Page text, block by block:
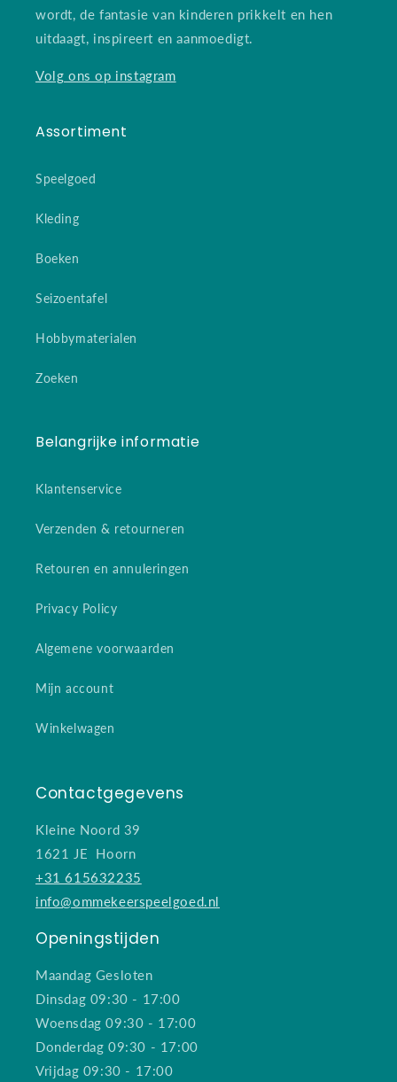
wordt, de fantasie van kinderen prikkelt en hen
uitdaagt, inspireert en aanmoedigt.
Volg ons op instagram
Assortiment
Speelgoed
Kleding
Boeken
Seizoentafel
Hobbymaterialen
Zoeken
Belangrijke informatie
Klantenservice
Verzenden & retourneren
Retouren en annuleringen
Privacy Policy
Algemene voorwaarden
Mijn account
Winkelwagen
Contactgegevens
Kleine Noord 39
1621 JE Hoorn
+31 615632235
info@ommekeerspeelgoed.nl
Openingstijden
Maandag Gesloten
Dinsdag 09:30 - 17:00
Woensdag 09:30 - 17:00
Donderdag 09:30 - 17:00
Vrijdag 09:30 - 17:00